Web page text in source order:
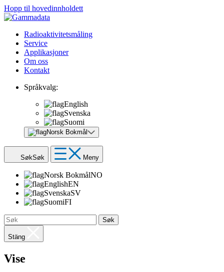
Hopp til hovedinnholdett
Radioaktivitetsmåling
Service
Applikasjoner
Om oss
Kontakt
Språkvalg:
English
Svenska
Suomi
Norsk Bokmål
SøkSøk Meny
Norsk BokmålNO
EnglishEN
SvenskaSV
SuomiFI
Søk
Stäng
Vise